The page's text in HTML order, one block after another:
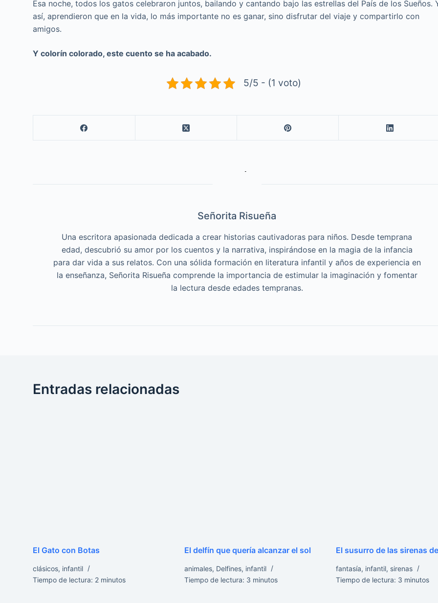
Esa noche, todos los gatos celebraron juntos, bailando y cantando bajo las estrellas del País de los Sueños.
así, aprendieron que en la vida, lo más importante no es ganar, sino disfrutar del viaje y compartirlo con
amigos.
Y colorín colorado, este cuento se ha acabado.
5/5 - (1 voto)
Señorita Risueña
Una escritora apasionada dedicada a crear historias cautivadoras para niños. Desde temprana
edad, descubrió su amor por los cuentos y la narrativa, inspirándose en la magia de la infancia
para dar vida a sus relatos. Con una sólida formación en literatura infantil y años de experiencia en
la enseñanza, Señorita Risueña comprende la importancia de estimular la imaginación y fomentar
la lectura desde edades tempranas.
Entradas relacionadas
El Gato con Botas
clásicos, infantil
Tiempo de lectura: 2 minutos
El delfín que quería alcanzar el sol
animales, Delfines, infantil
Tiempo de lectura: 3 minutos
El susurro de las sirenas
fantasía, infantil, sirenas
Tiempo de lectura: 3 minutos